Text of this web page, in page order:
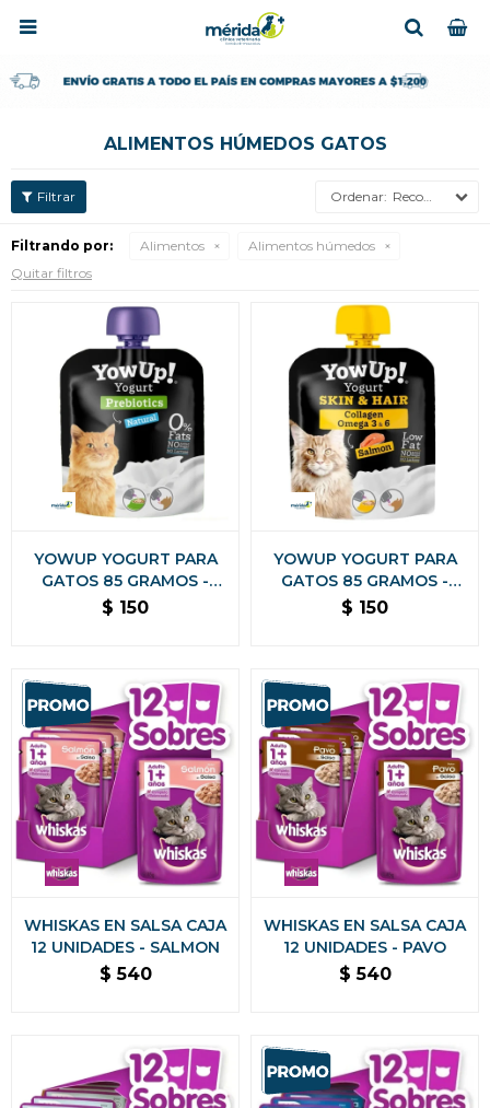

ALIMENTOS HÚMEDOS GATOS
Recomendados
Filtrando por: Alimentos
Alimentos húmedos
Quitar filtros
YOWUP YOGURT PARA
GATOS 85 GRAMOS -
PREBIÓTICOS SABOR
$ 150
YOWUP YOGURT PARA
GATOS 85 GRAMOS -
SKIN HAIR SABOR
$ 150
WHISKAS EN SALSA CAJA
12 UNIDADES - SALMON
$ 540
WHISKAS EN SALSA CAJA
12 UNIDADES - PAVO
$ 540